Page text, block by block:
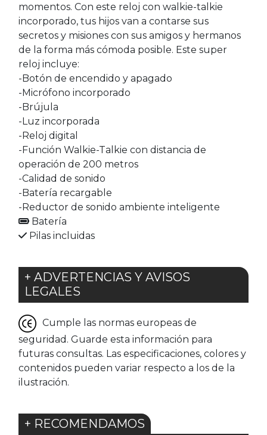
momentos. Con este reloj con walkie-talkie
incorporado, tus hijos van a contarse sus
secretos y misiones con sus amigos y hermanos
de la forma más cómoda posible. Este super
reloj incluye:
-Botón de encendido y apagado
-Micrófono incorporado
-Brújula
-Luz incorporada
-Reloj digital
-Función Walkie-Talkie con distancia de
operación de 200 metros
-Calidad de sonido
-Batería recargable
-Reductor de sonido ambiente inteligente
Batería
Pilas incluidas
+ ADVERTENCIAS Y AVISOS
LEGALES
Cumple las normas europeas de
seguridad. Guarde esta información para
futuras consultas. Las especificaciones, colores y
contenidos pueden variar respecto a los de la
ilustración.
+ RECOMENDAMOS